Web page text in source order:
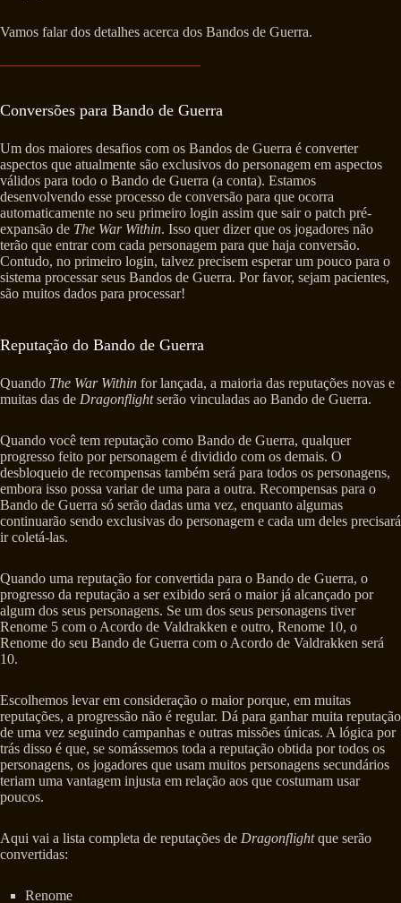
Vamos falar dos detalhes acerca dos Bandos de Guerra.
Conversões para Bando de Guerra
Um dos maiores desafios com os Bandos de Guerra é converter
aspectos que atualmente são exclusivos do personagem em aspectos
válidos para todo o Bando de Guerra (a conta). Estamos
desenvolvendo esse processo de conversão para que ocorra
automaticamente no seu primeiro login assim que sair o patch pré-
expansão de The War Within. Isso quer dizer que os jogadores não
terão que entrar com cada personagem para que haja conversão.
Contudo, no primeiro login, talvez precisem esperar um pouco para o
sistema processar seus Bandos de Guerra. Por favor, sejam pacientes,
são muitos dados para processar!
Reputação do Bando de Guerra
Quando The War Within for lançada, a maioria das reputações novas e
muitas das de Dragonflightserão vinculadas ao Bando de Guerra.
Quando você tem reputação como Bando de Guerra, qualquer
progresso feito por personagem é dividido com os demais. O
desbloqueio de recompensas também será para todos os personagens,
embora isso possa variar de uma para a outra. Recompensas para o
Bando de Guerra só serão dadas uma vez, enquanto algumas
continuarão sendo exclusivas do personagem e cada um deles precisará
ir coletá-las.
Quando uma reputação for convertida para o Bando de Guerra, o
progresso da reputação a ser exibido será o maior já alcançado por
algum dos seus personagens. Se um dos seus personagens tiver
Renome 5 com o Acordo de Valdrakken e outro, Renome 10, o
Renome do seu Bando de Guerra com o Acordo de Valdrakken será
10.
Escolhemos levar em consideração o maior porque, em muitas
reputações, a progressão não é regular. Dá para ganhar muita reputação
de uma vez seguindo campanhas e outras missões únicas. A lógica por
trás disso é que, se somássemos toda a reputação obtida por todos os
personagens, os jogadores que usam muitos personagens secundários
teriam uma vantagem injusta em relação aos que costumam usar
poucos.
Aqui vai a lista completa de reputações de Dragonflightque serão
convertidas:
Renome